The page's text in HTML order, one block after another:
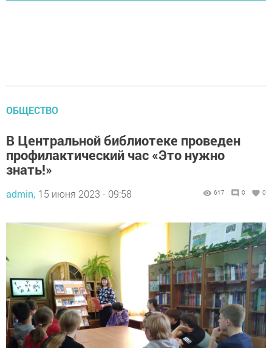
ОБЩЕСТВО
В Центральной библиотеке проведен
профилактический час «Это нужно
знать!»
admin, 15 июня 2023 - 09:58 617 0 0